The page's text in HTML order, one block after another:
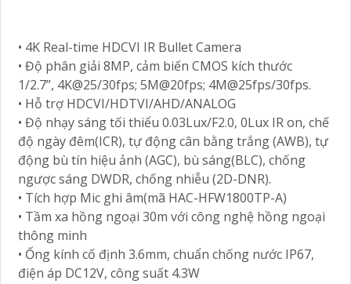
• 4K Real-time HDCVI IR Bullet Camera
• Độ phân giải 8MP, cảm biến CMOS kích thước
1/2.7”, 4K@25/30fps; 5M@20fps; 4M@25fps/30fps.
• Hỗ trợ HDCVI/HDTVI/AHD/ANALOG
• Độ nhạy sáng tối thiểu 0.03Lux/F2.0, 0Lux IR on, chế
độ ngày đêm(ICR), tự động cân bằng trắng (AWB), tự
động bù tín hiệu ảnh (AGC), bù sáng(BLC), chống
ngược sáng DWDR, chống nhiễu (2D-DNR).
• Tích hợp Mic ghi âm(mã HAC-HFW1800TP-A)
• Tầm xa hồng ngoại 30m với công nghệ hồng ngoại
thông minh
• Ống kính cố định 3.6mm, chuẩn chống nước IP67,
điện áp DC12V, công suất 4.3W